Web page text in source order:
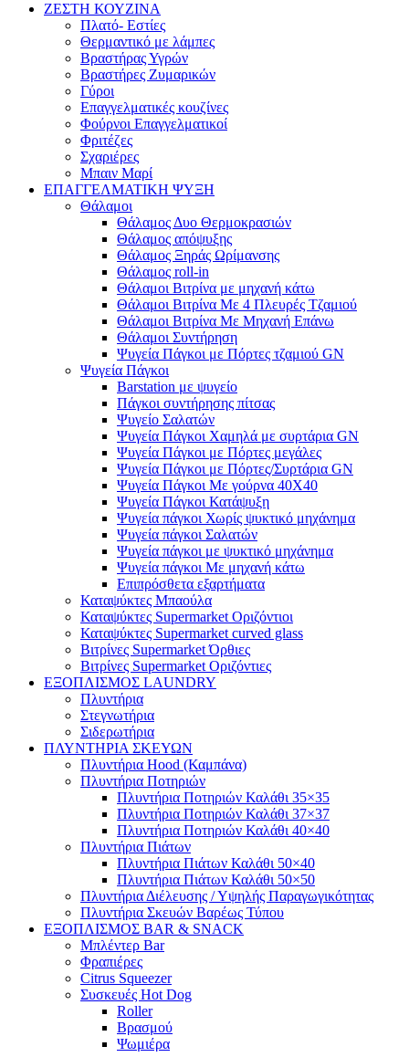
ΖΕΣΤΗ ΚΟΥΖΙΝΑ
Πλατό- Εστίες
Θερμαντικό με λάμπες
Βραστήρας Υγρών
Βραστήρες Ζυμαρικών
Γύροι
Επαγγελματικές κουζίνες
Φούρνοι Επαγγελματικοί
Φριτέζες
Σχαριέρες
Μπαιν Μαρί
ΕΠΑΓΓΕΛΜΑΤΙΚΗ ΨΥΞΗ
Θάλαμοι
Θάλαμος Δυο Θερμοκρασιών
Θάλαμος απόψυξης
Θάλαμος Ξηράς Ωρίμανσης
Θάλαμος roll-in
Θάλαμοι Βιτρίνα με μηχανή κάτω
Θάλαμοι Βιτρίνα Με 4 Πλευρές Τζαμιού
Θάλαμοι Βιτρίνα Με Μηχανή Επάνω
Θάλαμοι Συντήρηση
Ψυγεία Πάγκοι με Πόρτες τζαμιού GN
Ψυγεία Πάγκοι
Barstation με ψυγείο
Πάγκοι συντήρησης πίτσας
Ψυγείο Σαλατών
Ψυγεία Πάγκοι Χαμηλά με συρτάρια GN
Ψυγεία Πάγκοι με Πόρτες μεγάλες
Ψυγεία Πάγκοι με Πόρτες/Συρτάρια GN
Ψυγεία Πάγκοι Με γούρνα 40Χ40
Ψυγεία Πάγκοι Κατάψυξη
Ψυγεία πάγκοι Χωρίς ψυκτικό μηχάνημα
Ψυγεία πάγκοι Σαλατών
Ψυγεία πάγκοι με ψυκτικό μηχάνημα
Ψυγεία πάγκοι Με μηχανή κάτω
Επιπρόσθετα εξαρτήματα
Καταψύκτες Μπαούλα
Καταψύκτες Supermarket Οριζόντιοι
Καταψύκτες Supermarket curved glass
Βιτρίνες Supermarket Όρθιες
Βιτρίνες Supermarket Οριζόντιες
ΕΞΟΠΛΙΣΜΟΣ LAUNDRY
Πλυντήρια
Στεγνωτήρια
Σιδερωτήρια
ΠΛΥΝΤΗΡΙΑ ΣΚΕΥΩΝ
Πλυντήρια Hood (Καμπάνα)
Πλυντήρια Ποτηριών
Πλυντήρια Ποτηριών Καλάθι 35×35
Πλυντήρια Ποτηριών Καλάθι 37×37
Πλυντήρια Ποτηριών Καλάθι 40×40
Πλυντήρια Πιάτων
Πλυντήρια Πιάτων Καλάθι 50×40
Πλυντήρια Πιάτων Καλάθι 50×50
Πλυντήρια Διέλευσης / Υψηλής Παραγωγικότητας
Πλυντήρια Σκευών Βαρέως Τύπου
ΕΞΟΠΛΙΣΜΟΣ BAR & SNACK
Μπλέντερ Bar
Φραπιέρες
Citrus Squeezer
Συσκευές Hot Dog
Roller
Βρασμού
Ψωμιέρα